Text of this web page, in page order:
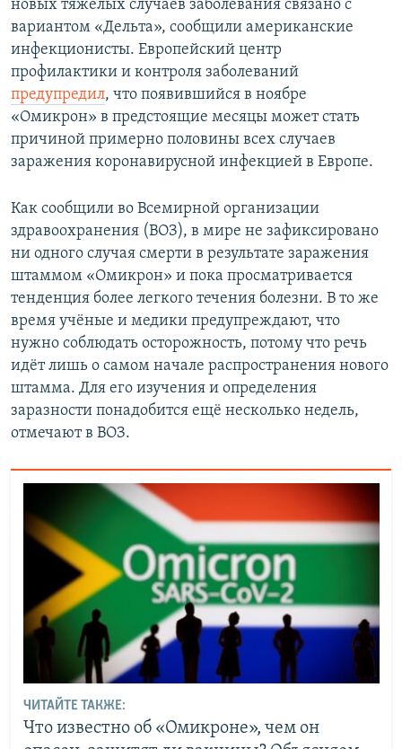
новых тяжелых случаев заболевания связано с
вариантом «Дельта», сообщили американские
инфекционисты. Европейский центр
профилактики и контроля заболеваний
предупредил, что появившийся в ноябре
«Омикрон» в предстоящие месяцы может стать
причиной примерно половины всех случаев
заражения коронавирусной инфекцией в Европе.
Как сообщили во Всемирной организации
здравоохранения (ВОЗ), в мире не зафиксировано
ни одного случая смерти в результате заражения
штаммом «Омикрон» и пока просматривается
тенденция более легкого течения болезни. В то же
время учёные и медики предупреждают, что
нужно соблюдать осторожность, потому что речь
идёт лишь о самом начале распространения нового
штамма. Для его изучения и определения
заразности понадобится ещё несколько недель,
отмечают в ВОЗ.
ЧИТАЙТЕ ТАКЖЕ:
Что известно об «Омикроне», чем он